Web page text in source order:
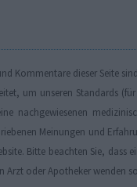
Kommentare dieser Seite
um unseren Standards
nachgewiesenen
Meinungen und
Bitte beachten Sie,
Arzt oder Apotheker wenden